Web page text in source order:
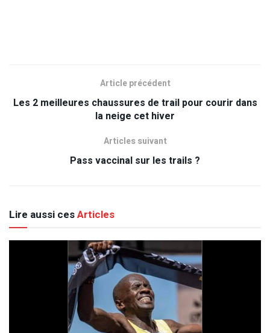
Article précédent
Les 2 meilleures chaussures de trail pour courir dans
la neige cet hiver
Articles suivant
Pass vaccinal sur les trails ?
Lire aussi cesArticles